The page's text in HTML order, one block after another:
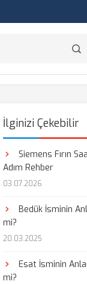
İlginizi Çekebilir
Siemens Fırın
Adım Rehber
03.07.2026
Bedük İsminin
mi?
20.03.2025
Esat İsminin
mi?